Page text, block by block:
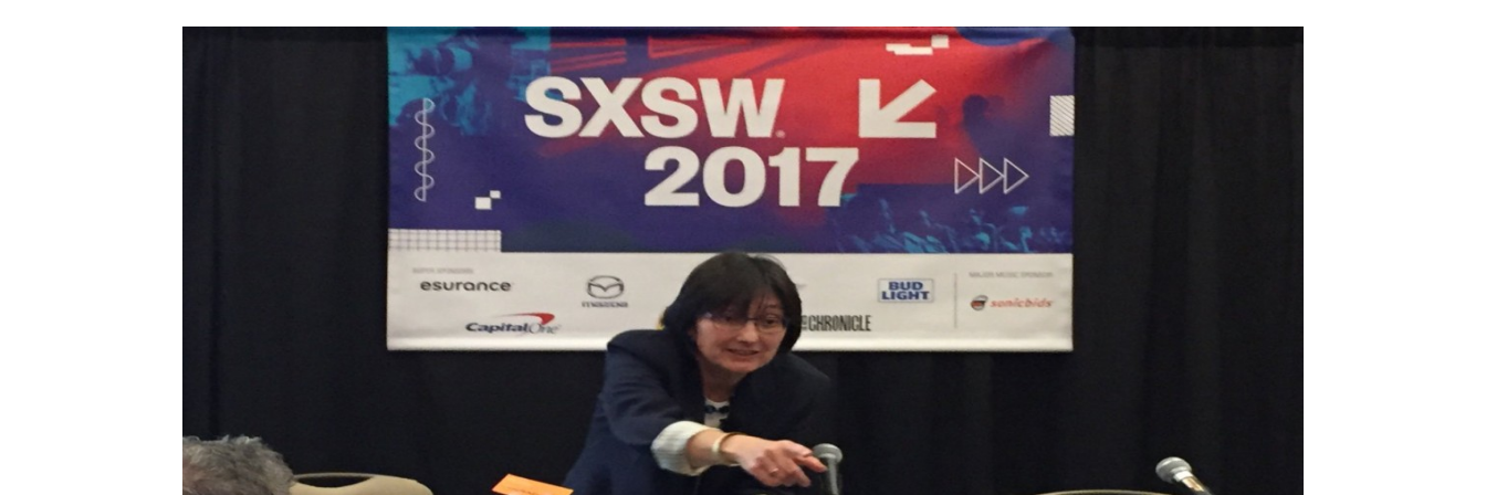
Gedragsverandering
Influencer marketing
Interne communicatie
Martech
Purpose Marketing
Reputatie & crisis